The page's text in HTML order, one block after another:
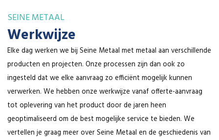
SEINE METAAL
Werkwijze
Elke dag werken we bij Seine Metaal met metaal aan verschillende
producten en projecten. Onze processen zijn dan ook zo
ingesteld dat we elke aanvraag zo efficiënt mogelijk kunnen
verwerken. We hebben onze werkwijze vanaf offerte-aanvraag
tot oplevering van het product door de jaren heen
geoptimaliseerd om de best mogelijke service te bieden. We
vertellen je graag meer over Seine Metaal en de geschiedenis van